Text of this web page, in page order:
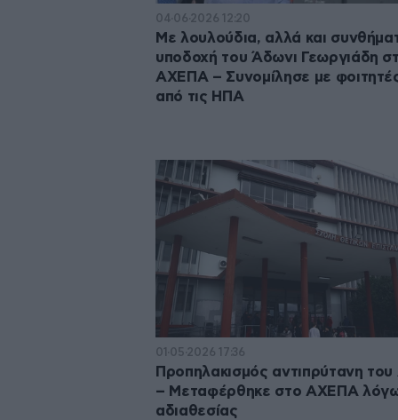
04·06·2026 12:20
Με λουλούδια, αλλά και
υποδοχή του Άδωνι Γεωργιάδη
ΑΧΕΠΑ – Συνομίλησε με
από τις ΗΠΑ
01·05·2026 17:36
Προπηλακισμός αντιπρύτανη
– Μεταφέρθηκε στο ΑΧΕΠΑ
αδιαθεσίας